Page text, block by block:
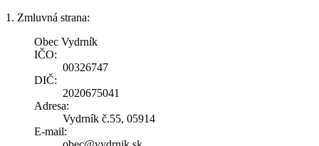
1. Zmluvná strana:
Obec Vydrník
IČO:
00326747
DIČ:
2020675041
Adresa:
Vydrník č.55, 05914
E-mail: